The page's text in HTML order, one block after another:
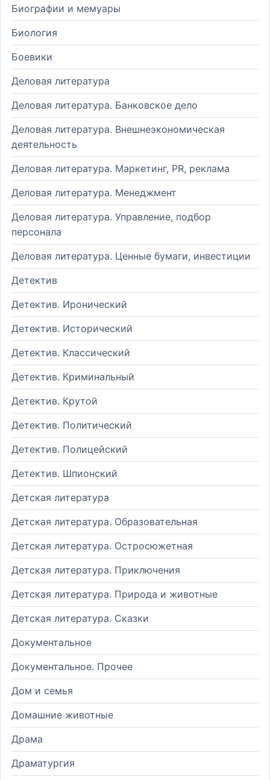
Биографии и мемуары
Биология
Боевики
Деловая литература
Деловая литература. Банковское дело
Деловая литература. Внешнеэкономическая
деятельность
Деловая литература. Маркетинг, PR, реклама
Деловая литература. Менеджмент
Деловая литература. Управление, подбор
персонала
Деловая литература. Ценные бумаги, инвестиции
Детектив
Детектив. Иронический
Детектив. Исторический
Детектив. Классический
Детектив. Криминальный
Детектив. Крутой
Детектив. Политический
Детектив. Полицейский
Детектив. Шпионский
Детская литература
Детская литература. Образовательная
Детская литература. Остросюжетная
Детская литература. Приключения
Детская литература. Природа и животные
Детская литература. Сказки
Документальное
Документальное. Прочее
Дом и семья
Домашние животные
Драма
Драматургия